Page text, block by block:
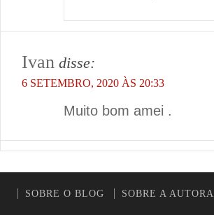
Ivan disse:
6 SETEMBRO, 2020 ÀS 20:33
Muito bom amei .
SOBRE O BLOG SOBRE A AUTORA